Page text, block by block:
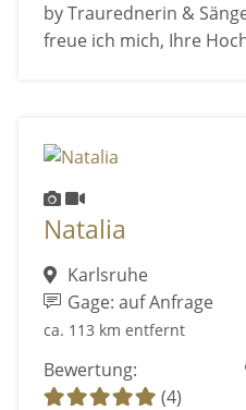
by Traurednerin &
freue ich mich, Ihre
Natalia
Karlsruhe
Gage: auf Anfrage
ca. 113 km entfernt
Bewertung:
(4)